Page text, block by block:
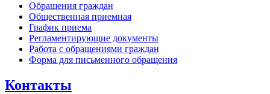
Обращения граждан
Общественная приемная
График приема
Регламентирующие документы
Работа с обращениями граждан
Форма для письменного обращения
Контакты